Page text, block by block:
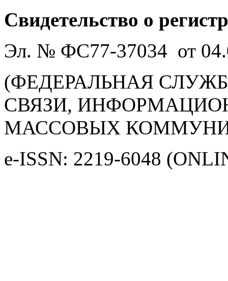
Свидетельство о
Эл. № ФС77-37034 от
(ФЕДЕРАЛЬНАЯ
СВЯЗИ,
МАССОВЫХ
e-ISSN: 2219-6048